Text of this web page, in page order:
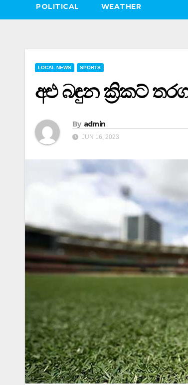
POLITICAL WEATHER
LOCAL NEWS SPORTS
අළු බඳුන ක්‍රිකට්
By admin
JUN 16, 2023